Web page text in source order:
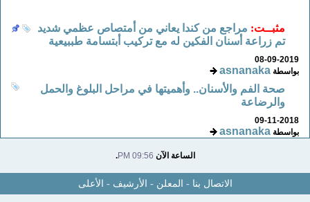
مثبــت:
مراجع من كندا يعاني من أمتصاص عظمي شديد
تم زراعة أسنان الفكين له مع تركيب أبتسامة طببيعية
08-09-2019
بواسطةasnanaka
صحة الفم والأسنان.. وأهميتها في مراحل البلوغ والحمل
والرضاعة
09-11-2018
بواسطةasnanaka
الساعة الآن09:56 PM
.
الاتصال بنا-المعلن-الأرشيف -الأعلى